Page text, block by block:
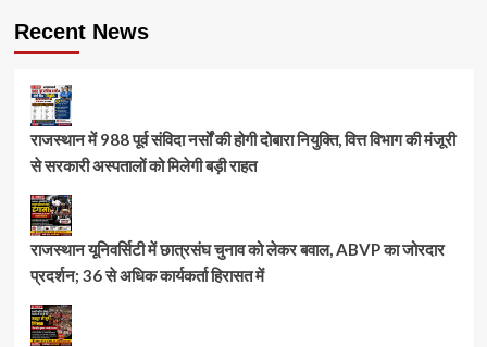
Recent News
राजस्थान में 988 पूर्व संविदा नर्सों की होगी दोबारा नियुक्ति, वित्त विभाग की मंजूरी
से सरकारी अस्पतालों को मिलेगी बड़ी राहत
राजस्थान यूनिवर्सिटी में छात्रसंघ चुनाव को लेकर बवाल, ABVP का जोरदार
प्रदर्शन; 36 से अधिक कार्यकर्ता हिरासत में